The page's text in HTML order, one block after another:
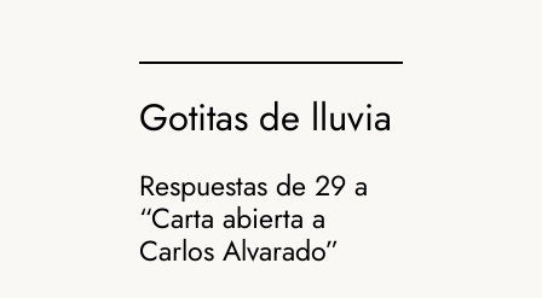
Gotitas de lluvia
Respuestas de 29 a
“Carta abierta a
Carlos Alvarado”